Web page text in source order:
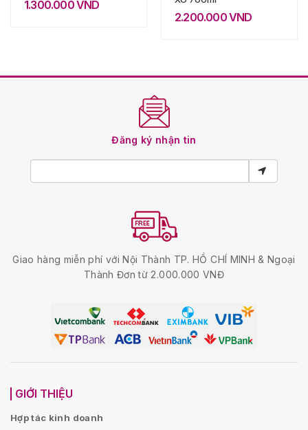
1.300.000VND
2.200.000VND
Đăng ký nhận tin
Giao hàng miễn phí với Nội Thành TP. HỒ CHÍ MINH & Ngoại
Thành Đơn từ 2.000.000 VNĐ
GIỚI THIỆU
Hợp tác kinh doanh